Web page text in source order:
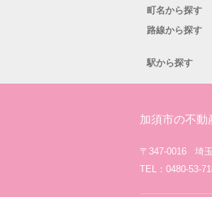
町名から探す
路線から探す
駅から探す
加須市の不動
〒347-0016 埼
TEL：0480-53-